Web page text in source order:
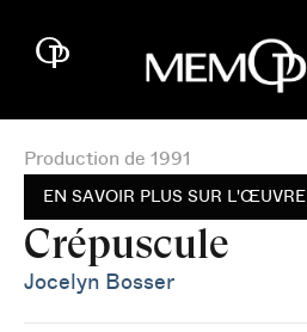
Production de 1991
EN SAVOIR PLUS SUR L'ŒUVRE
Crépuscule
Jocelyn Bosser